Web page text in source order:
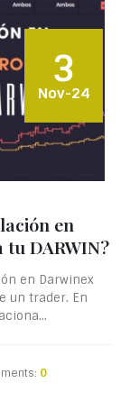
3
Nov-24
en
DARWIN?
en Darwinex
un trader. En
0